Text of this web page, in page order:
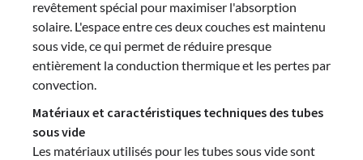
revêtement spécial pour maximiser l'absorption
solaire. L'espace entre ces deux couches est maintenu
sous vide, ce qui permet de réduire presque
entièrement la conduction thermique et les pertes par
convection.
Matériaux et caractéristiques techniques des tubes
sous vide
Les matériaux utilisés pour les tubes sous vide sont